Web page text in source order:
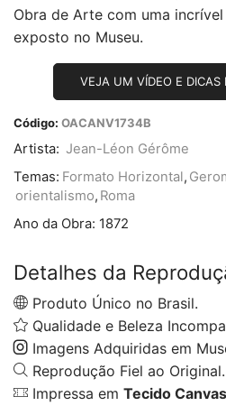
Obra de Arte com uma
exposto no Museu.
VEJA UM VÍDEO E DICAS
Código: OACANV1734B
Artista: Jean-Léon Gérôme
Temas: Formato Horizontal,
orientalismo, Roma
Ano da Obra: 1872
Detalhes da
Produto Único no Brasil.
Qualidade e Beleza
Imagens Adquiridas em
Reprodução Fiel ao Original.
Impressa em Tecido Canvas